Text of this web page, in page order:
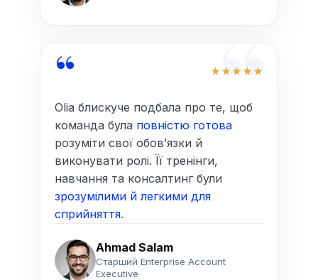
“
“
Olia блискуче подбала про те, щоб
команда була повністю готова
розуміти свої обовʼязки й
виконувати ролі. Її тренінги,
навчання та консалтинг були
зрозумілими й легкими для
сприйняття.
Ahmad Salam
Старший Enterprise Account
Executive